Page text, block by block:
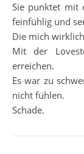
Sie punktet mit
feinfühlig und
Die mich
Mit der
erreichen.
Es war zu
nicht fühlen.
Schade.